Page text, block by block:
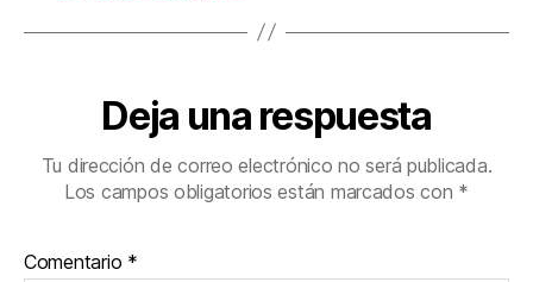
Deja una respuesta
Tu dirección de correo electrónico no será publicada.
Los campos obligatorios están marcados con *
Comentario *